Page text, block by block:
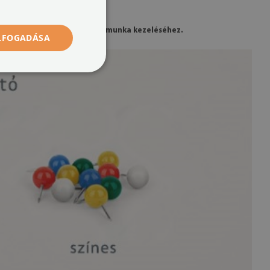
kitűnő eszköz az idő és a munka kezeléséhez.